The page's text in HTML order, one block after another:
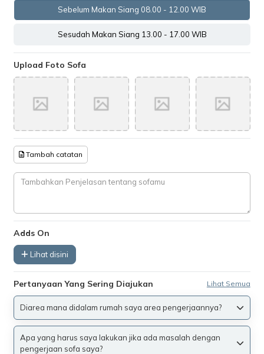
Sebelum Makan Siang 08.00 - 12.00 WIB
Sesudah Makan Siang 13.00 - 17.00 WIB
Upload Foto Sofa
Tambah catatan
Adds On
Lihat disini
Pertanyaan Yang Sering Diajukan Lihat Semua
Diarea mana didalam rumah saya area pengerjaannya?
Apa yang harus saya lakukan jika ada masalah dengan
pengerjaan sofa saya?